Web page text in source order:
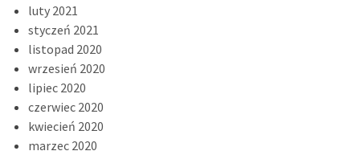
luty 2021
styczeń 2021
listopad 2020
wrzesień 2020
lipiec 2020
czerwiec 2020
kwiecień 2020
marzec 2020